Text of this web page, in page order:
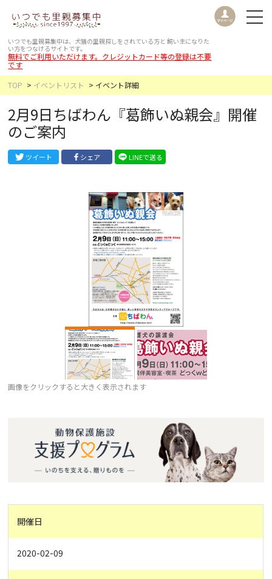
いつでも里親募集中は、犬猫の里親探しをされている方と 飼い主になりた
い方をつなげるサイトです。
無料でご利用いただけます。クレジットカード等の登録は不要
です
TOP
イベントリスト イベント詳細
2月9日ちばわん『葛飾いぬ親会』開催
のご案内
ツイート シェア LINEで送る
画像をクリックすると大きく表示されます
開催日
2020-02-09